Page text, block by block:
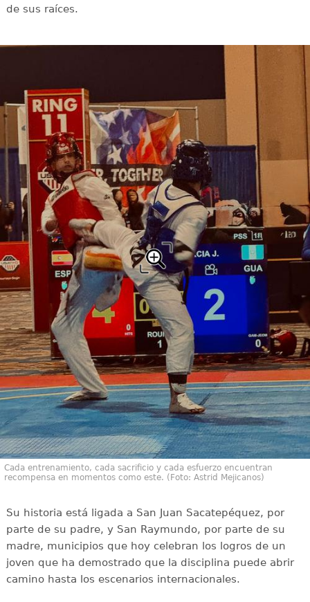
de sus raíces.
Cada entrenamiento, cada sacrificio y cada esfuerzo encuentran
recompensa en momentos como este. (Foto: Astrid Mejicanos)
Su historia está ligada a San Juan Sacatepéquez, por
parte de su padre, y San Raymundo, por parte de su
madre, municipios que hoy celebran los logros de un
joven que ha demostrado que la disciplina puede abrir
camino hasta los escenarios internacionales.